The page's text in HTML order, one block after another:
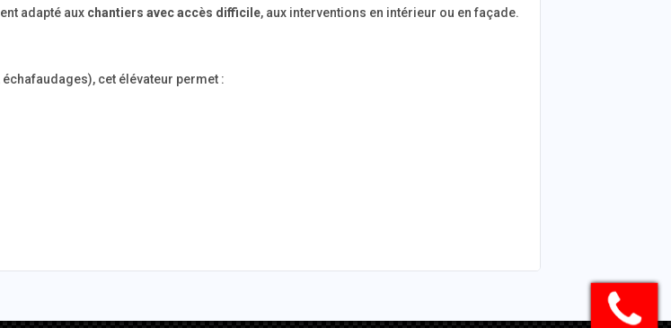
adapté aux chantiers avec accès difficile, aux interventions en intérieur ou en façade.
cet élévateur permet :